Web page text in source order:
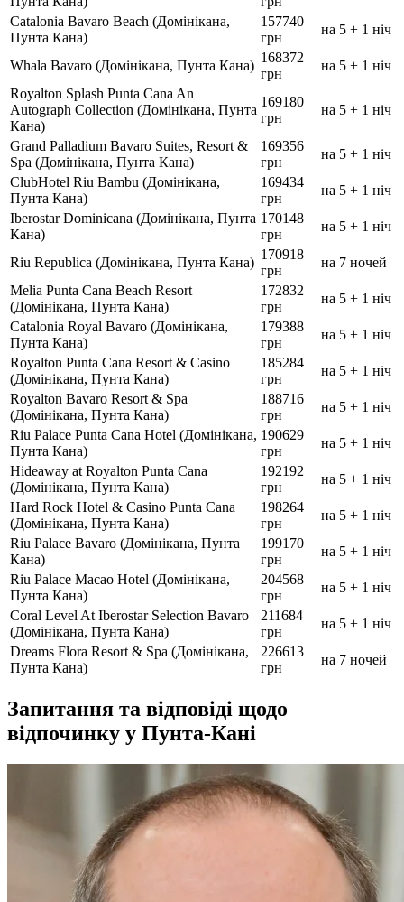
Catalonia Bavaro Beach (Домінікана,
Пунта Кана)
157740
грн
на 5 + 1 ніч
Whala Bavaro (Домінікана, Пунта Кана)
168372
грн
на 5 + 1 ніч
Royalton Splash Punta Cana An
Autograph Collection (Домінікана, Пунта
Кана)
169180
грн
на 5 + 1 ніч
Grand Palladium Bavaro Suites, Resort &
Spa (Домінікана, Пунта Кана)
169356
грн
на 5 + 1 ніч
ClubHotel Riu Bambu (Домінікана,
Пунта Кана)
169434
грн
на 5 + 1 ніч
Iberostar Dominicana (Домінікана, Пунта
Кана)
170148
грн
на 5 + 1 ніч
Riu Republica (Домінікана, Пунта Кана)
170918
грн
на 7 ночей
Melia Punta Cana Beach Resort
(Домінікана, Пунта Кана)
172832
грн
на 5 + 1 ніч
Catalonia Royal Bavaro (Домінікана,
Пунта Кана)
179388
грн
на 5 + 1 ніч
Royalton Punta Cana Resort & Casino
(Домінікана, Пунта Кана)
185284
грн
на 5 + 1 ніч
Royalton Bavaro Resort & Spa
(Домінікана, Пунта Кана)
188716
грн
на 5 + 1 ніч
Riu Palace Punta Cana Hotel (Домінікана,
Пунта Кана)
190629
грн
на 5 + 1 ніч
Hideaway at Royalton Punta Cana
(Домінікана, Пунта Кана)
192192
грн
на 5 + 1 ніч
Hard Rock Hotel & Casino Punta Cana
(Домінікана, Пунта Кана)
198264
грн
на 5 + 1 ніч
Riu Palace Bavaro (Домінікана, Пунта
Кана)
199170
грн
на 5 + 1 ніч
Riu Palace Macao Hotel (Домінікана,
Пунта Кана)
204568
грн
на 5 + 1 ніч
Coral Level At Iberostar Selection Bavaro
(Домінікана, Пунта Кана)
211684
грн
на 5 + 1 ніч
Dreams Flora Resort & Spa (Домінікана,
Пунта Кана)
226613
грн
на 7 ночей
Запитання та відповіді щодо
відпочинку у Пунта-Кані